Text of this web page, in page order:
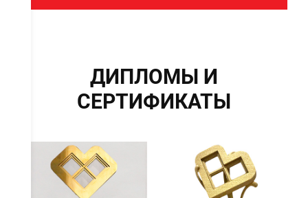
ДИПЛОМЫ И
СЕРТИФИКАТЫ